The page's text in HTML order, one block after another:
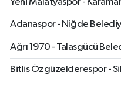
Yeni Malatyaspor -
Adanaspor - Niğde
Ağrı 1970 - Talasgücü
Bitlis Özgüzelderespor -